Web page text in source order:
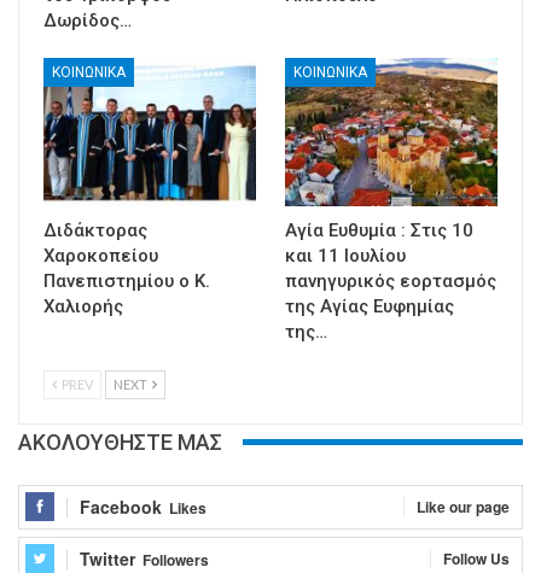
Δωρίδος…
ΚΟΙΝΩΝΙΚΑ
Διδάκτορας
Χαροκοπείου
Πανεπιστημίου ο Κ.
Χαλιορής
ΚΟΙΝΩΝΙΚΑ
Αγία Ευθυμία : Στις 10
και 11 Ιουλίου
πανηγυρικός εορτασμός
της Αγίας Ευφημίας
της…
PREV NEXT
ΑΚΟΛΟΥΘΗΣΤΕ ΜΑΣ
Facebook Likes Like our page
Twitter Followers Follow Us